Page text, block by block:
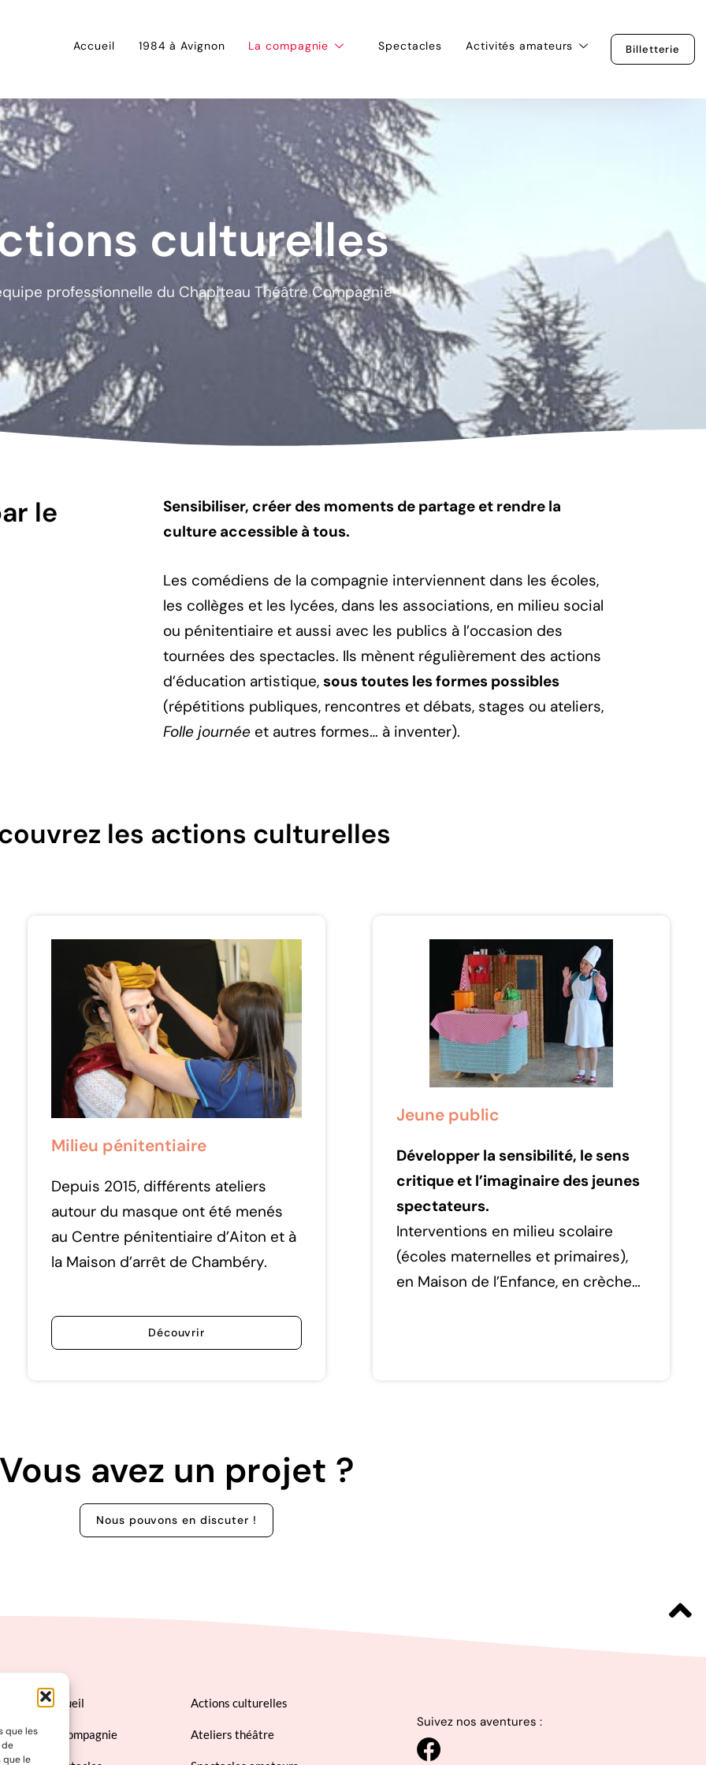
que les
de
que le
Accueil 1984 à Avignon La compagnie Spectacles Activités amateurs Billetterie
culturelles
professionnelle du Chapiteau Théâtre Compagnie
le Sensibiliser, créer des moments de partage et rendre la
culture accessible à tous.
Les comédiens de la compagnie interviennent dans les écoles,
les collèges et les lycées, dans les associations, en milieu social
ou pénitentiaire et aussi avec les publics à l’occasion des
tournées des spectacles. Ils mènent régulièrement des actions
d’éducation artistique,sous toutes les formes possibles
(répétitions publiques, rencontres et débats, stages ou ateliers,
Folle journée et autres formes… à inventer).
les actions culturelles
Milieu pénitentiaire
Depuis 2015, différents ateliers
autour du masque ont été menés
au Centre pénitentiaire d’Aiton et à
la Maison d’arrêt de Chambéry.
Découvrir
Jeune public
Développer la sensibilité, le sens
critique et l’imaginaire des jeunes
spectateurs.
Interventions en milieu scolaire
(écoles maternelles et primaires),
en Maison de l’Enfance, en crèche…
avez un projet ?
Nous pouvons en discuter !
Accueil
La compagnie
Actions culturelles
Ateliers théâtre
Suivez nos aventures :